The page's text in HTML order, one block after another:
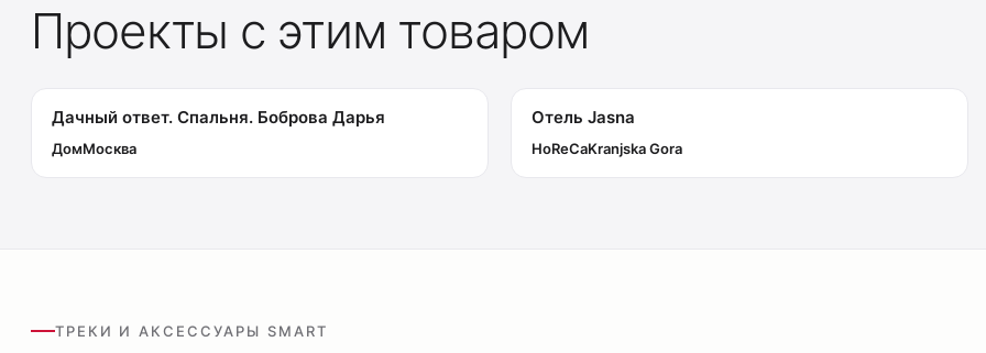
Проекты с этим товаром
Дачный ответ. Спальня. Боброва Дарья
ДомМосква
Отель Jasna
HoReCaKranjska Gora
ТРЕКИ И АКСЕССУАРЫ SMART